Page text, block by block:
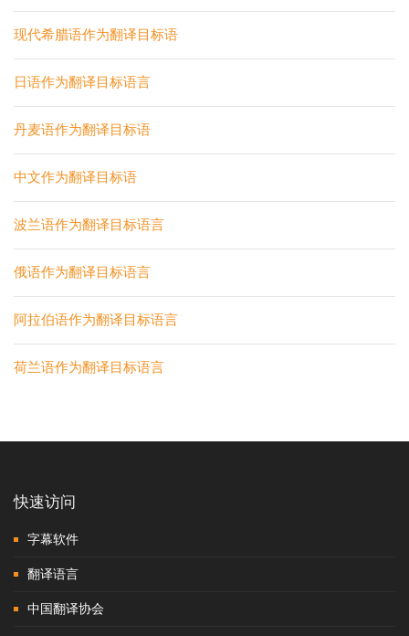
现代希腊语作为翻译目标语
日语作为翻译目标语言
丹麦语作为翻译目标语
中文作为翻译目标语
波兰语作为翻译目标语言
俄语作为翻译目标语言
阿拉伯语作为翻译目标语言
荷兰语作为翻译目标语言
快速访问
字幕软件
翻译语言
中国翻译协会